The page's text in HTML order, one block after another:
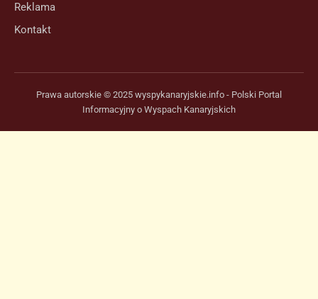
Reklama
Kontakt
Prawa autorskie © 2025 wyspykanaryjskie.info - Polski Portal
Informacyjny o Wyspach Kanaryjskich